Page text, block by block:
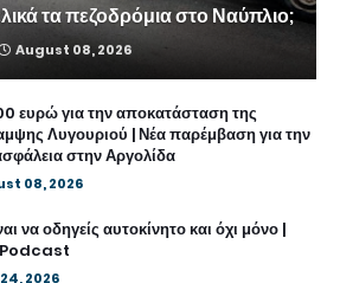
τα πεζοδρόμια στο Ναύπλιο;
August 08, 2026
ευρώ για την αποκατάσταση της
Λυγουριού | Νέα παρέμβαση για την
στην Αργολίδα
08, 2026
να οδηγείς αυτοκίνητο και όχι μόνο |
2026